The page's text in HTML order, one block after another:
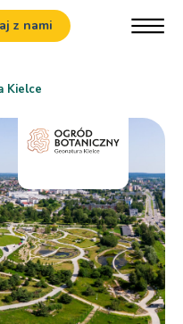
z nami
Kielce